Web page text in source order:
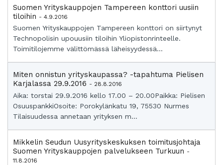
Suomen Yrityskauppojen Tampereen konttori uusiin
tiloihin - 4.9.2016
Suomen Yrityskauppojen Tampereen konttori on siirtynyt
Technopolisin upouusiin tiloihin Yliopistonrinteelle.
Toimitilojemme välittömässä läheisyydessä...
Miten onnistun yrityskaupassa? -tapahtuma Pielisen
Karjalassa 29.9.2016 - 28.8.2016
Aika: torstai 29.9.2016 kello 17.00 – 20.00Paikka: Pielisen
OsuuspankkiOsoite: Porokylänkatu 19, 75530 Nurmes
Tilaisuudessa annetaan yrityksen m...
Mikkelin Seudun Uusyrityskeskuksen toimitusjohtaja
Suomen Yrityskauppojen palvelukseen Turkuun -
11.8.2016